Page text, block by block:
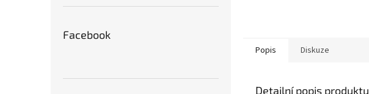
Facebook
Popis Diskuze
Detailní popis produktu